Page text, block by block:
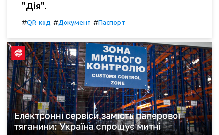
"Дія".
#QR-код #Документ #Паспорт